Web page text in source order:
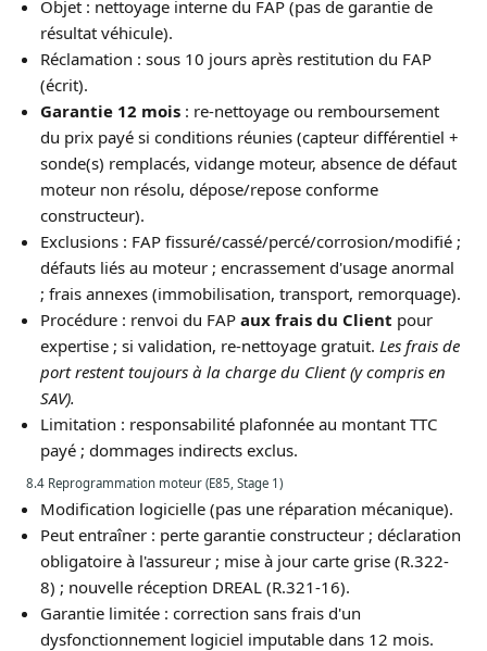
Objet : nettoyage interne du FAP (pas de garantie de
résultat véhicule).
Réclamation : sous 10 jours après restitution du FAP
(écrit).
Garantie 12 mois: re-nettoyage ou remboursement
du prix payé si conditions réunies (capteur différentiel +
sonde(s) remplacés, vidange moteur, absence de défaut
moteur non résolu, dépose/repose conforme
constructeur).
Exclusions : FAP fissuré/cassé/percé/corrosion/modifié ;
défauts liés au moteur ; encrassement d'usage anormal
; frais annexes (immobilisation, transport, remorquage).
Procédure : renvoi du FAP aux frais du Client pour
expertise ; si validation, re-nettoyage gratuit. Les frais de
port restent toujours à la charge du Client (y compris en
SAV).
Limitation : responsabilité plafonnée au montant TTC
payé ; dommages indirects exclus.
8.4 Reprogrammation moteur (E85, Stage 1)
Modification logicielle (pas une réparation mécanique).
Peut entraîner : perte garantie constructeur ; déclaration
obligatoire à l'assureur ; mise à jour carte grise (R.322-
8) ; nouvelle réception DREAL (R.321-16).
Garantie limitée : correction sans frais d'un
dysfonctionnement logiciel imputable dans 12 mois.